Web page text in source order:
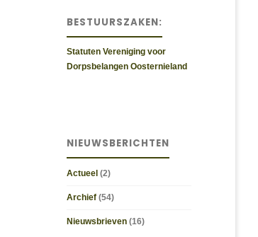
BESTUURSZAKEN:
Statuten Vereniging voor
Dorpsbelangen Oosternieland
NIEUWSBERICHTEN
Actueel (2)
Archief (54)
Nieuwsbrieven (16)